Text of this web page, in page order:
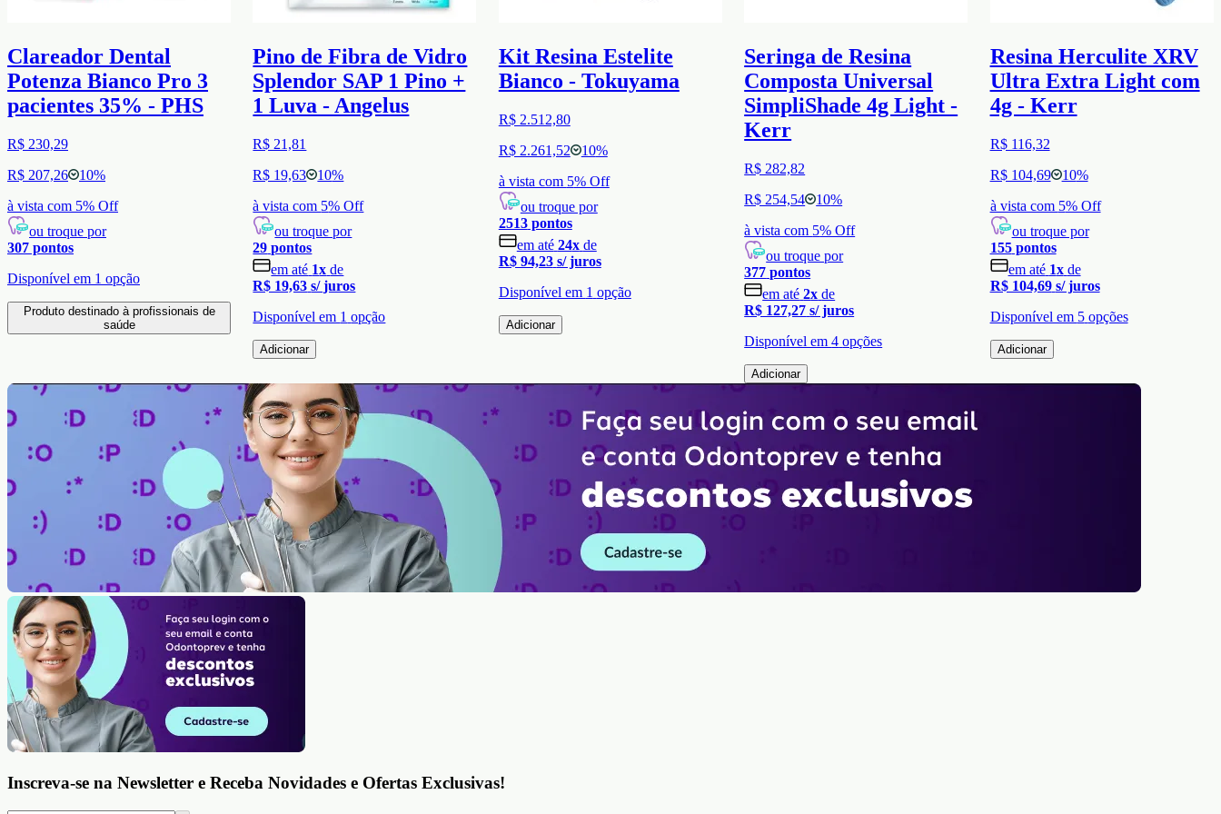
Clareador Dental
Potenza Bianco Pro 3
pacientes 35% - PHS
R$ 230,29
R$ 207,26
10%
à vista com 5% Off
ou troque por
307 pontos
Disponível em 1 opção
Produto destinado à profissionais de
saúde
Pino de Fibra de Vidro
Splendor SAP 1 Pino +
1 Luva - Angelus
R$ 21,81
R$ 19,63
10%
à vista com 5% Off
ou troque por
29 pontos
em até 1x de
R$ 19,63 s/ juros
Disponível em 1 opção
Adicionar
Kit Resina Estelite
Bianco - Tokuyama
R$ 2.512,80
R$ 2.261,52
10%
à vista com 5% Off
ou troque por
2513pontos
em até 24x de
R$ 94,23 s/ juros
Disponível em 1 opção
Adicionar
Seringa de Resina
Composta Universal
SimpliShade 4g Light -
Kerr
R$ 282,82
R$ 254,54
10%
à vista com 5% Off
ou troque por
377 pontos
em até 2x de
R$ 127,27 s/ juros
Disponível em4 opções
Adicionar
Resina Herculite XRV
Ultra Extra Light com
4g - Kerr
R$ 116,32
R$ 104,69
10%
à vista com 5% Off
ou troque por
155pontos
em até 1x de
R$ 104,69 s/ juros
Disponível em 5 opções
Adicionar
Inscreva-se na Newsletter e Receba Novidades e Ofertas Exclusivas!